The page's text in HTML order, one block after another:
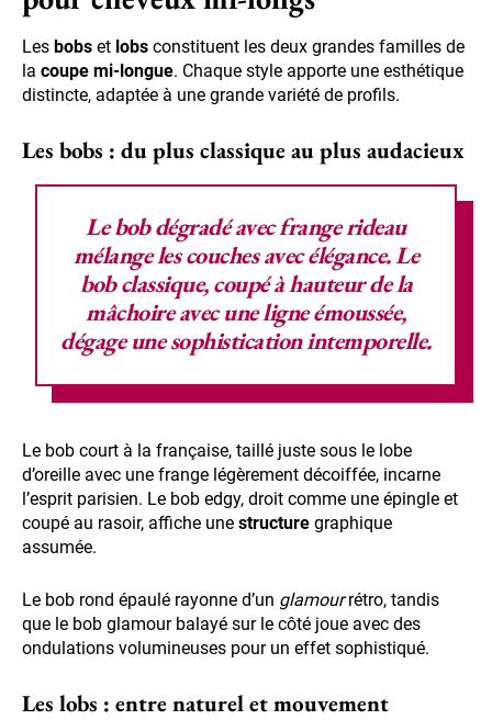
Les bobs et lobs constituent les deux grandes familles de
la coupe mi-longue. Chaque style apporte une esthétique
distincte, adaptée à une grande variété de profils.
Les bobs : du plus classique au plus audacieux
Lebobdégradé avecfrange rideau
mélange les couches avec élégance. Le
bob classique, coupé à hauteur de la
mâchoire avec une ligne émoussée,
dégage unesophisticationintemporelle.
Le bob court à la française, taillé juste sous le lobe
d’oreille avec une frange légèrement décoiffée, incarne
l’esprit parisien. Le bob edgy, droit comme une épingle et
coupé au rasoir, affiche une structure graphique
assumée.
Le bob rond épaulé rayonne d’un glamourrétro, tandis
que le bob glamour balayé sur le côté joue avec des
ondulations volumineuses pour un effet sophistiqué.
Les lobs : entre naturel et mouvement